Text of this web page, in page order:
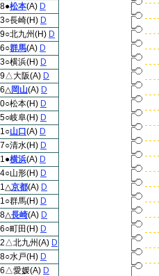
松本(A) D
長崎(H) D
北九州(H) D
群馬(A) D
横浜(H) D
大阪(A) D
岡山(A) D
松本(H) D
岐阜(H) D
山口 (A) D
清水(H) D
横浜(A) D
山形(H) D
京都(A) D
群馬(H) D
長崎(A) D
町田(H) D
北九州(A) D
水戸(H) D
愛媛(A) D